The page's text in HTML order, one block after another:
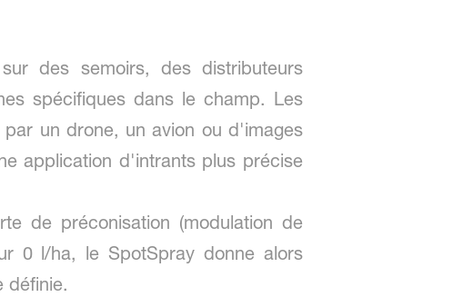
des semoirs, des distributeurs
spécifiques dans le champ. Les
un drone, un avion ou d'images
application d'intrants plus précise
de préconisation (modulation de
0 l/ha, le SpotSpray donne alors
définie.